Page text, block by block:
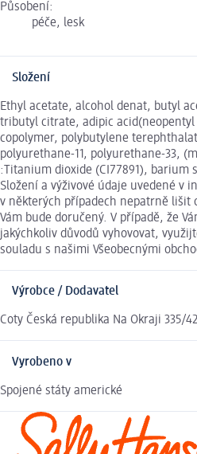
Působení:
péče, lesk
Složení
Ethyl acetate, alcohol denat, butyl
tributyl citrate, adipic
copolymer, polybutylene
polyurethane-11, polyurethane-33,
:Titanium dioxide (CI77891), barium
Složení a výživové údaje uvedené v
v některých případech nepatrně lišit
Vám bude doručený. V případě, že
jakýchkoliv důvodů vyhovovat,
souladu s našimi Všeobecnými
Výrobce / Dodavatel
Coty Česká republika Na Okraji 335/
Vyrobeno v
Spojené státy americké